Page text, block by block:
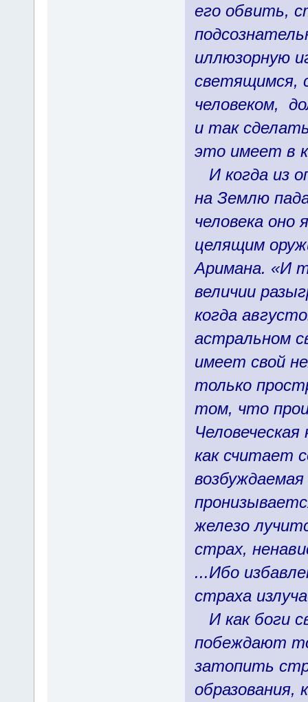
его обвить,
иллюзорную
светящимся,
человеком,
и так
это имеет в
И когда из
на Землю
человека оно
целящим
Аримана. «И
величии
когда
астральном
имеет свой
только
том, что
как считает
железо
страх,
...Ибо
страха
И как боги
побеждают
затопить
образования,